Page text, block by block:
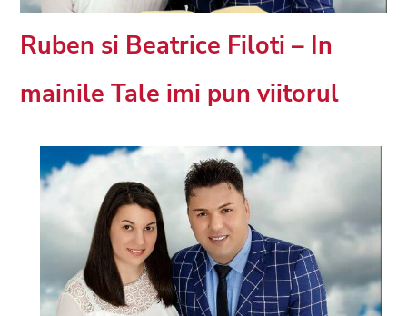
Ruben si Beatrice Filoti – In
mainile Tale imi pun viitorul